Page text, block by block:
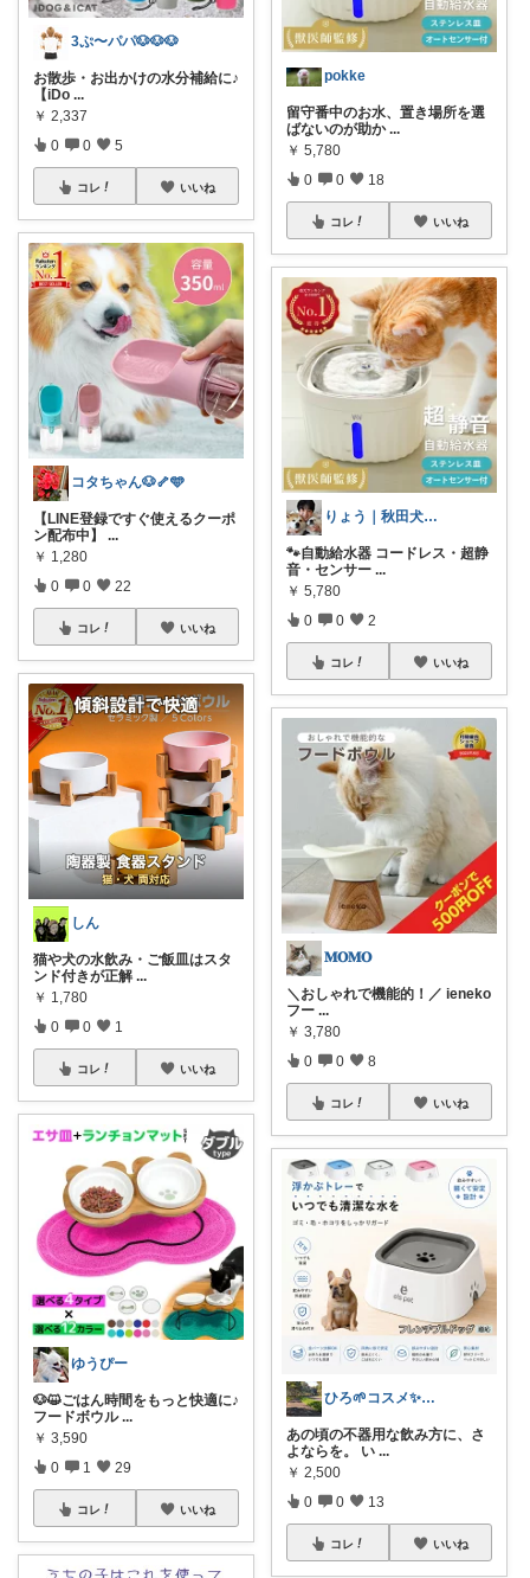
3ぷ〜パパ🐶🐶🐶
お散歩・お出かけの水分補給に♪
【iDo ...
￥ 2,337
0 0 5
コレ いいね
コタちゃん🐶🦴🩵
【LINE登録ですぐ使えるクーポ
ン配布中】
...
￥ 1,280
0 0 22
コレ いいね
しん
猫や犬の水飲み・ご飯皿はスタ
ンド付きが正解 ...
￥ 1,780
0 0 1
コレ いいね
ゆうぴー
🐶😺ごはん時間をもっと快適に♪
フードボウル ...
￥ 3,590
0 1 29
コレ いいね
pokke
留守番中のお水、置き場所を選
ばないのが助か ...
￥ 5,780
0 0 18
コレ いいね
りょう｜秋田犬二匹との暮らし
🐾自動給水器 コードレス・超静
音・センサー ...
￥ 5,780
0 0 2
コレ いいね
𝐌𝐎𝐌𝐎
＼おしゃれで機能的！／ ieneko
フー ...
￥ 3,780
0 0 8
コレ いいね
ひろ🌱‬コスメ✨わんこ🐕🐾
あの頃の不器用な飲み方に、さ
よならを。 い ...
￥ 2,500
0 0 13
コレ いいね